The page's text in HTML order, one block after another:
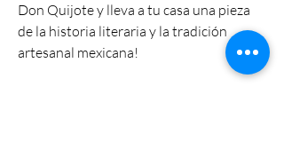
Don Quijote y lleva a tu casa una pieza
de la historia literaria y la tradición
artesanal mexicana!